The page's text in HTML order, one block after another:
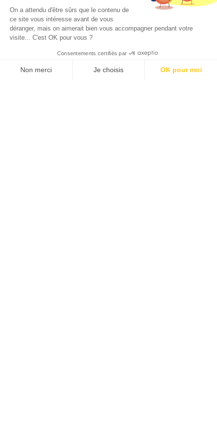
Où nous trouver
On a attendu d'être sûrs que le contenu de
ce site vous intéresse avant de vous
déranger, mais on aimerait bien vous accompagner pendant votre
visite... C'est OK pour vous ?
Consentements certifiés par
Non merci Je choisis OK pour moi